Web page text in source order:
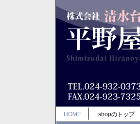
HOME shopのトップ